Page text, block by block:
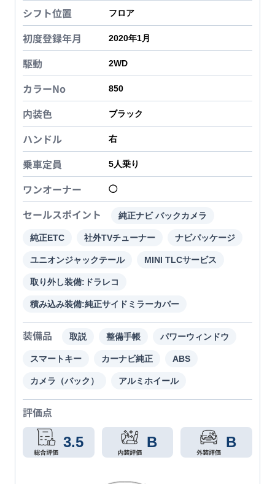
シフト位置 フロア
初度登録年月 2020年1月
駆動 2WD
カラーNo 850
内装色 ブラック
ハンドル 右
乗車定員 5人乗り
ワンオーナー ◯
セールスポイント 純正ナビ バックカメラ
純正ETC 社外TVチューナー ナビパッケージ
ユニオンジャックテール MINI TLCサービス
取り外し装備:ドラレコ
積み込み装備:純正サイドミラーカバー
装備品 取説 整備手帳 パワーウィンドウ
スマートキー カーナビ純正 ABS
カメラ（バック） アルミホイール
評価点
3.5 B B